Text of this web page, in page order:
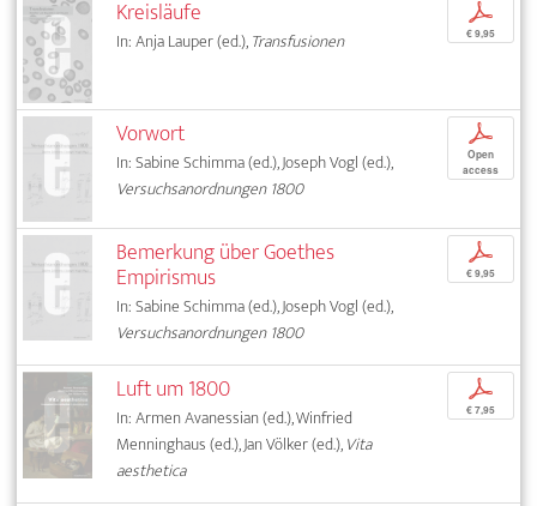
Kreisläufe
In: Anja Lauper (ed.),Transfusionen
p
€ 9,95
Vorwort
In: Sabine Schimma (ed.), Joseph Vogl (ed.),
Versuchsanordnungen 1800
p
Open
access
Bemerkung über Goethes
Empirismus
In: Sabine Schimma (ed.), Joseph Vogl (ed.),
Versuchsanordnungen 1800
p
€ 9,95
Luft um 1800
In: Armen Avanessian (ed.), Winfried
Menninghaus (ed.), Jan Völker (ed.),Vita
aesthetica
p
€ 7,95